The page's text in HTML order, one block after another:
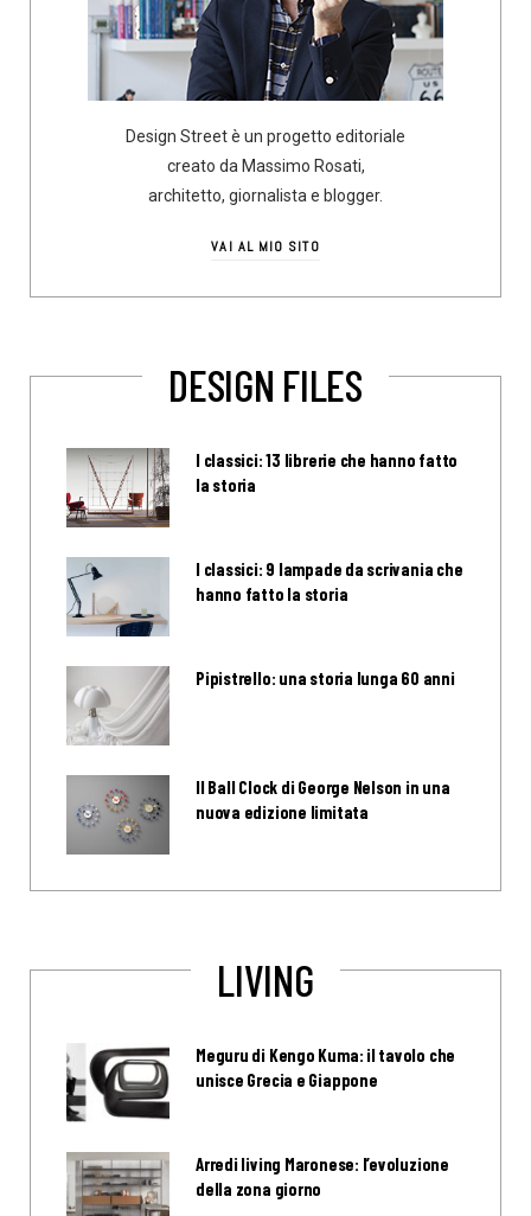
Design Street è un progetto editoriale
creato da Massimo Rosati,
architetto, giornalista e blogger.
VAI AL MIO SITO
DESIGN FILES
I classici: 13 librerie che hanno fatto
la storia
I classici: 9 lampade da scrivania che
hanno fatto la storia
Pipistrello: una storia lunga 60 anni
Il Ball Clock di George Nelson in una
nuova edizione limitata
LIVING
Meguru di Kengo Kuma: il tavolo che
unisce Grecia e Giappone
Arredi living Maronese: l’evoluzione
della zona giorno